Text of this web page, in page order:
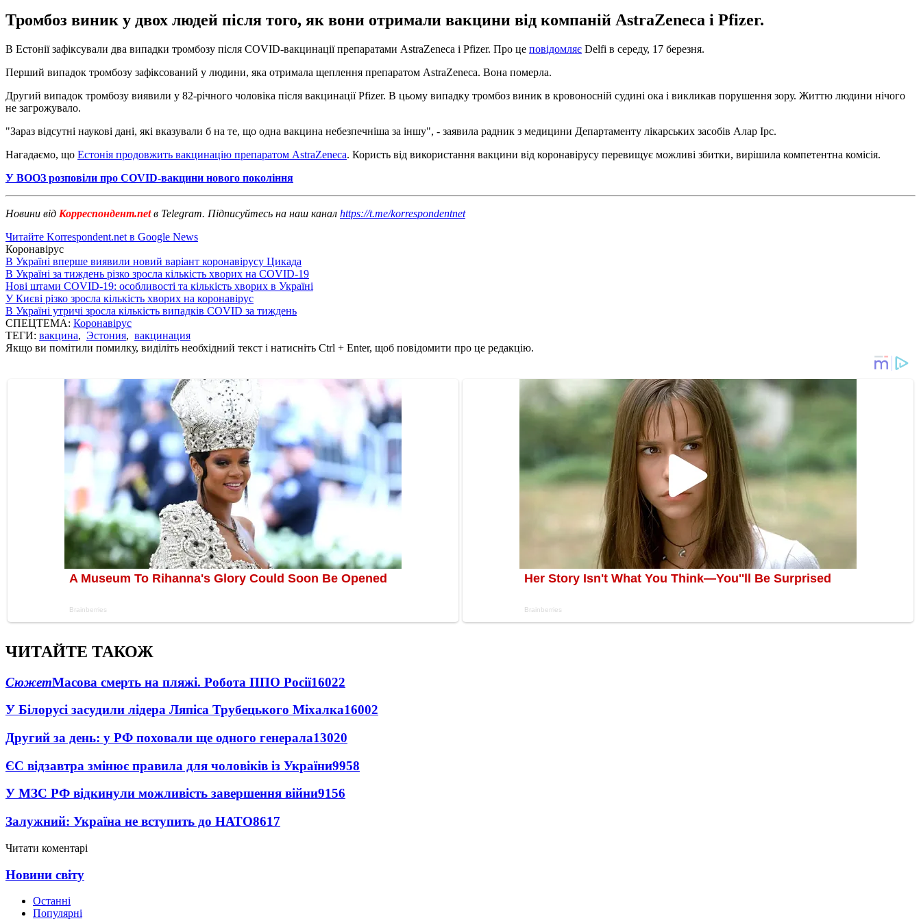
Тромбоз виник у двох людей після того, як вони отримали вакцини від компаній AstraZeneca і Pfizer.
В Естонії зафіксували два випадки тромбозу після COVID-вакцинації препаратами AstraZeneca і Pfizer. Про це повідомляє Delfi в середу, 17 березня.
Перший випадок тромбозу зафіксований у людини, яка отримала щеплення препаратом AstraZeneca. Вона померла.
Другий випадок тромбозу виявили у 82-річного чоловіка після вакцинації Pfizer. В цьому випадку тромбоз виник в кровоносній судині ока і викликав порушення зору. Життю людини нічого
не загрожувало.
"Зараз відсутні наукові дані, які вказували б на те, що одна вакцина небезпечніша за іншу", - заявила радник з медицини Департаменту лікарських засобів Алар Ірс.
Нагадаємо, що Естонія продовжить вакцинацію препаратом AstraZeneca. Користь від використання вакцини від коронавірусу перевищує можливі збитки, вирішила компетентна комісія.
У ВООЗ розповіли про COVID-вакцини нового покоління
Новини від Корреспондент.netв Telegram. Підписуйтесь на наш канал https://t.me/korrespondentnet
Читайте Korrespondent.net в Google News
Коронавірус
В Україні вперше виявили новий варіант коронавірусу Цикада
В Україні за тиждень різко зросла кількість хворих на COVID-19
Нові штами COVID-19: особливості та кількість хворих в Україні
У Києві різко зросла кількість хворих на коронавірус
В Україні утричі зросла кількість випадків COVID за тиждень
СПЕЦТЕМА: Коронавірус
ТЕГИ: вакцина, Эстония, вакцинация
Якщо ви помітили помилку, виділіть необхідний текст і натисніть Ctrl + Enter, щоб повідомити про це редакцію.
ЧИТАЙТЕ ТАКОЖ
СюжетМасова смерть на пляжі. Робота ППО Росії16022
У Білорусі засудили лідера Ляпіса Трубецького Міхалка16002
Другий за день: у РФ поховали ще одного генерала13020
ЄС відзавтра змінює правила для чоловіків із України9958
У МЗС РФ відкинули можливість завершення війни9156
Залужний: Україна не вступить до НАТО8617
Читати коментарі
Новини світу
Останні
Популярні